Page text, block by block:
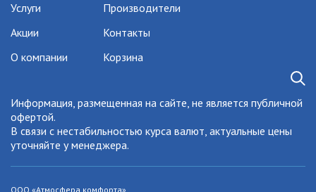
Услуги
Акции
О компании
Производители
Контакты
Корзина
Информация, размещенная на сайте, не является публичной
офертой.
В связи с нестабильностью курса валют, актуальные цены
уточняйте у менеджера.
ООО «Атмосфера комфорта»